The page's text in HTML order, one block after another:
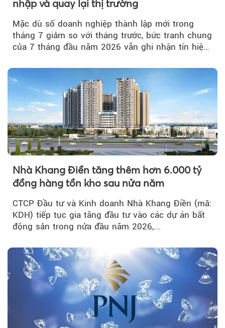
nhập và quay lại thị trường
Mặc dù số doanh nghiệp thành lập mới trong
tháng 7 giảm so với tháng trước, bức tranh chung
của 7 tháng đầu năm 2026 vẫn ghi nhận tín hiệu
Nhà Khang Điền tăng thêm hơn 6.000 tỷ
đồng hàng tồn kho sau nửa năm
CTCP Đầu tư và Kinh doanh Nhà Khang Điền (mã:
KDH) tiếp tục gia tăng đầu tư vào các dự án bất
động sản trong nửa đầu năm 2026,...